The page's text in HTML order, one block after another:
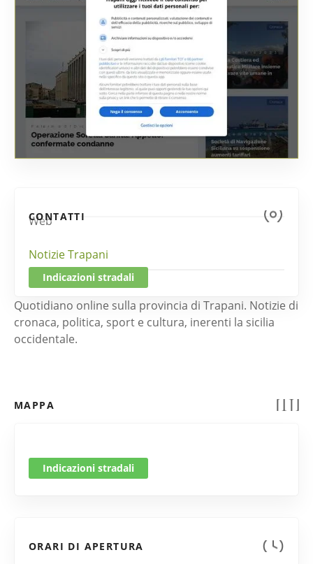
CONTATTI
Web
Notizie Trapani
Indicazioni stradali
Quotidiano online sulla provincia di Trapani. Notizie di
cronaca, politica, sport e cultura, inerenti la sicilia
occidentale.
MAPPA
Indicazioni stradali
ORARI DI APERTURA